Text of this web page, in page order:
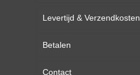
14,0 inch
15,6 inch
17,3 inch
Levertijd & Verzendkosten
Betalen
Contact